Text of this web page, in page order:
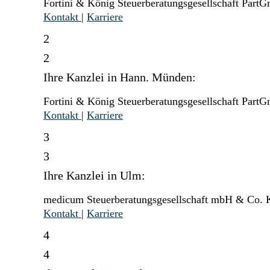
Fortini & König Steuerberatungsgesellschaft
Kontakt | Karriere
2
2
Ihre Kanzlei in Hann. Münden:
Fortini & König Steuerberatungsgesellschaft
Kontakt | Karriere
3
3
Ihre Kanzlei in Ulm:
medicum Steuerberatungsgesellschaft mbH & Co.
Kontakt | Karriere
4
4